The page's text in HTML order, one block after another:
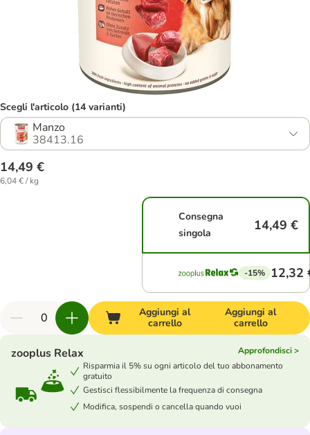
Scegli l'articolo (14 varianti)
Manzo
38413.16
14,49 €
6,04 € / kg
Consegna
singola
14,49 €
-15% 12,32
Aggiungi al
carrello
Aggiungi al
carrello
zooplus Relax
Approfondisci >
Risparmia il 5% su ogni articolo del tuo abbonamento
gratuito
Gestisci flessibilmente la frequenza di consegna
Modifica, sospendi o cancella quando vuoi